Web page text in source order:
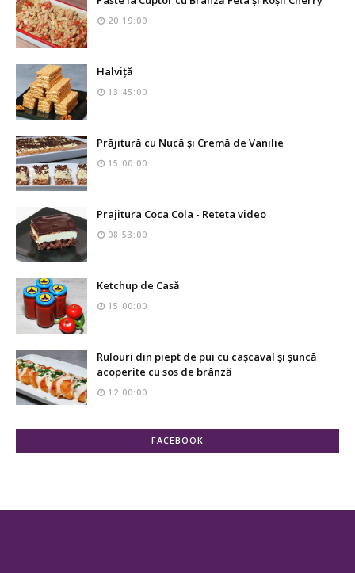
20:19:00
Halviță
13:45:00
Prăjitură cu Nucă și Cremă de Vanilie
15:00:00
Prajitura Coca Cola - Reteta video
08:53:00
Ketchup de Casă
15:00:00
Rulouri din piept de pui cu cașcaval și șuncă
acoperite cu sos de brânză
12:00:00
FACEBOOK